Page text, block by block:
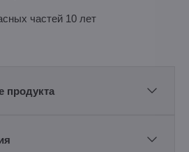
частей 10 лет
продукта